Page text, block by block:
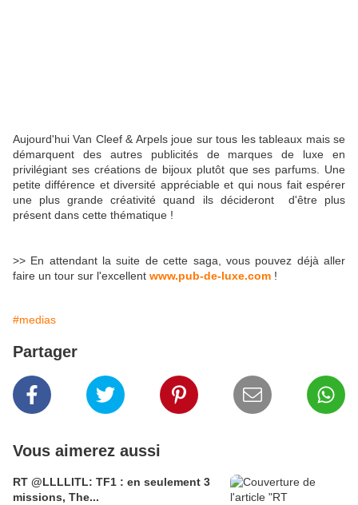
Aujourd'hui Van Cleef & Arpels joue sur tous les tableaux mais se
démarquent des autres publicités de marques de luxe en
privilégiant ses créations de bijoux plutôt que ses parfums. Une
petite différence et diversité appréciable et qui nous fait espérer
une plus grande créativité quand ils décideront d'être plus
présent dans cette thématique !
>> En attendant la suite de cette saga, vous pouvez déjà aller
faire un tour sur l'excellent www.pub-de-luxe.com !
#medias
Partager
Vous aimerez aussi
RT @LLLLITL: TF1 : en seulement 3
missions, The...